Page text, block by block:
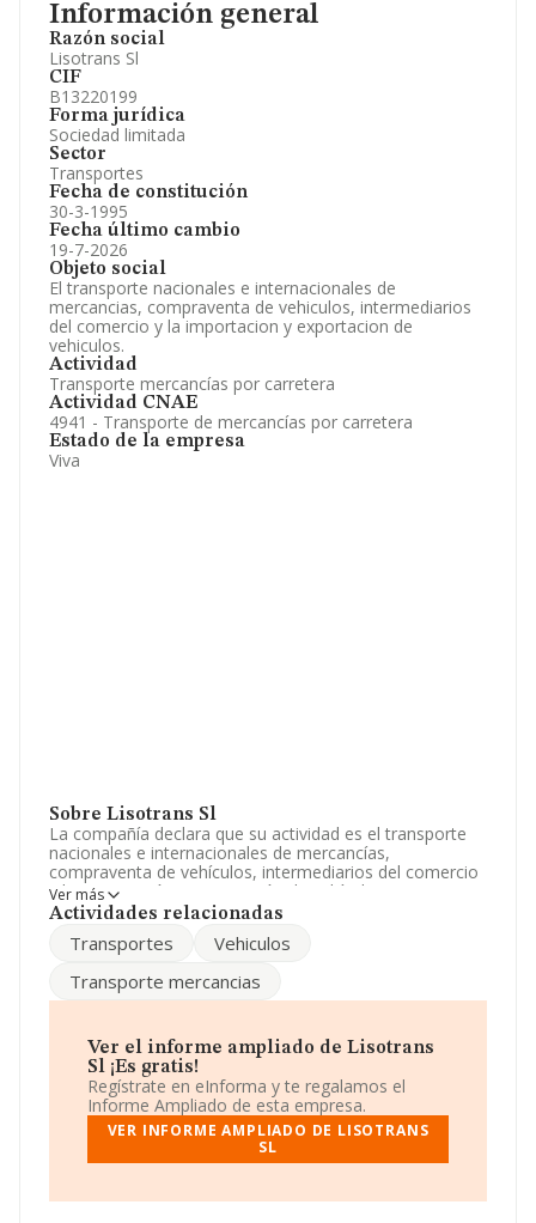
Información general
Razón social
Lisotrans Sl
CIF
B13220199
Forma jurídica
Sociedad limitada
Sector
Transportes
Fecha de constitución
30-3-1995
Fecha último cambio
19-7-2026
Objeto social
El transporte nacionales e internacionales de
mercancias, compraventa de vehiculos, intermediarios
del comercio y la importacion y exportacion de
vehiculos.
Actividad
Transporte mercancías por carretera
Actividad CNAE
4941 - Transporte de mercancías por carretera
Estado de la empresa
Viva
Sobre Lisotrans Sl
La compañía declara que su actividad es el transporte
nacionales e internacionales de mercancías,
compraventa de vehículos, intermediarios del comercio
y la importación y exportación de vehículos. La empresa
aparece inscrita en el Registro Mercantil como Sociedad
a 'Transporte de mercancías por carretera', cuyo Código
exteriores.
en cuenta la información disponible en INFORMA, ha
dispuesto de un número de empleados por encima de la
media de sector.
Acerca de la información disponible en INFORMA sobre
los distintos rankings: frente al año 2024, la compañía
se ha posicionado 263 puestos por debajo en el ranking
mejor posicionadas las siguientes empresas del sector:
Ver más
Actividades relacionadas
Transportes
Vehiculos
Transporte mercancias
Ver el informe ampliado de Lisotrans
Sl ¡Es gratis!
Regístrate en eInforma y te regalamos el
Informe Ampliado de esta empresa.
VER INFORME AMPLIADO DE LISOTRANS
SL